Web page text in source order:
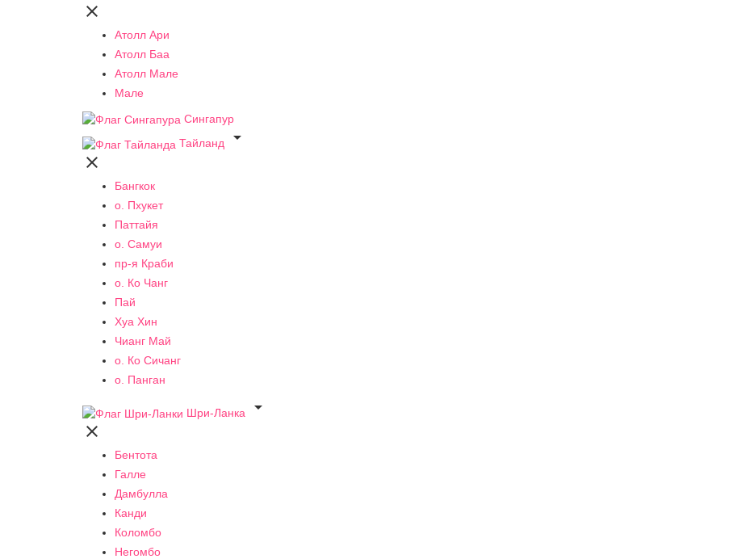

Атолл Ари
Атолл Баа
Атолл Мале
Мале
Сингапур
Тайланд


Бангкок
о. Пхукет
Паттайя
о. Самуи
пр-я Краби
о. Ко Чанг
Пай
Хуа Хин
Чианг Май
о. Ко Сичанг
о. Панган
Шри-Ланка


Бентота
Галле
Дамбулла
Канди
Коломбо
Негомбо